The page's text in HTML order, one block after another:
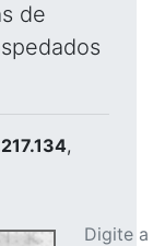
de
,
Digite